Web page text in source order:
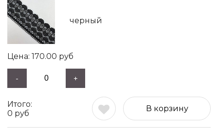
черный
170.00 руб
- +
0 руб
В корзину